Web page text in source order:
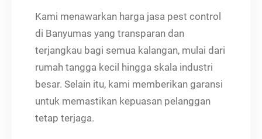
Kami menawarkan harga jasa pest control
di Banyumas yang transparan dan
terjangkau bagi semua kalangan, mulai dari
rumah tangga kecil hingga skala industri
besar. Selain itu, kami memberikan garansi
untuk memastikan kepuasan pelanggan
tetap terjaga.